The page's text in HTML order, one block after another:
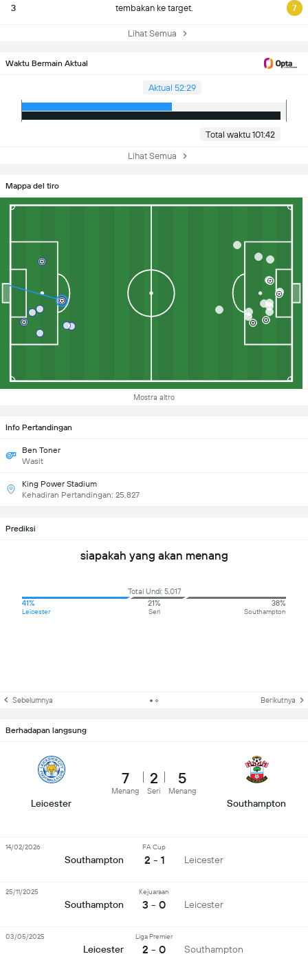
3 tembakan ke target. 7
Lihat Semua
Waktu Bermain Aktual
Aktual 52:29
Total waktu 101:42
Lihat Semua
Mappa del tiro
Mostra altro
Info Pertandingan
Ben Toner
Wasit
King Power Stadium
Kehadiran Pertandingan: 25,827
Prediksi
siapakah yang akan menang
Total Undi: 5,017
41%
Leicester
21%
Seri
38%
Southampton
Sebelumnya Berikutnya
Berhadapan langsung
Leicester
7
Menang
2
Seri
5
Menang
Southampton
Southampton
FA Cup
2 - 1 Leicester
14/02/2026
Southampton
Kejuaraan
3 - 0 Leicester
25/11/2025
Leicester
Liga Premier
2 - 0 Southampton
03/05/2025